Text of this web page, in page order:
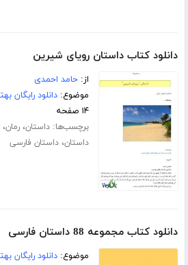
دانلود کتاب داستان رویای شیرین
از:حامد احمدی
موضوع:دانلود رایگان
۱۴ صفحه
برچسب‌ها:داستان،رمان،
داستان،داستان فارسی
دانلود کتاب مجموعه 88 داستان فارسی
موضوع:دانلود رایگان